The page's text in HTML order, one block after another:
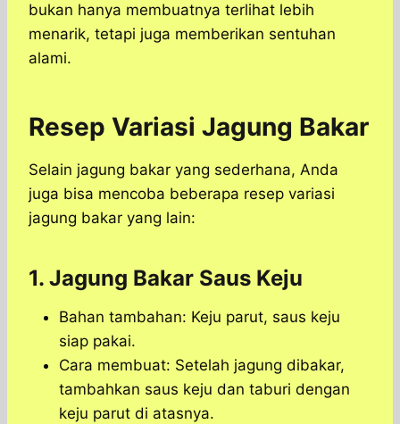
bukan hanya membuatnya terlihat lebih
menarik, tetapi juga memberikan sentuhan
alami.
Resep Variasi Jagung Bakar
Selain jagung bakar yang sederhana, Anda
juga bisa mencoba beberapa resep variasi
jagung bakar yang lain:
1. Jagung Bakar Saus Keju
Bahan tambahan: Keju parut, saus keju
siap pakai.
Cara membuat: Setelah jagung dibakar,
tambahkan saus keju dan taburi dengan
keju parut di atasnya.